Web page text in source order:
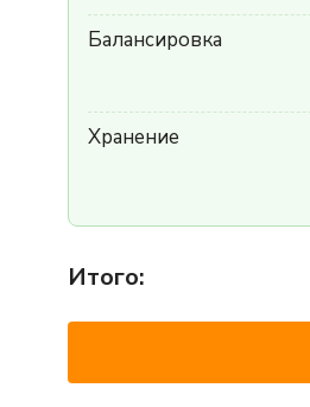
Балансировка
Хранение
Итого: